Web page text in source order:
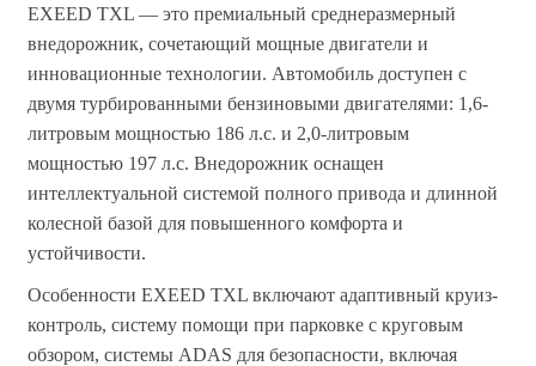
EXEED TXL — это премиальный среднеразмерный
внедорожник, сочетающий мощные двигатели и
инновационные технологии. Автомобиль доступен с
двумя турбированными бензиновыми двигателями: 1,6-
литровым мощностью 186 л.с. и 2,0-литровым
мощностью 197 л.с. Внедорожник оснащен
интеллектуальной системой полного привода и длинной
колесной базой для повышенного комфорта и
устойчивости.
Особенности EXEED TXL включают адаптивный круиз-
контроль, систему помощи при парковке с круговым
обзором, системы ADAS для безопасности, включая